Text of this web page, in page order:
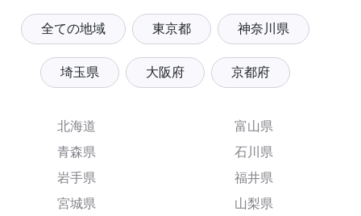
全ての地域 東京都 神奈川県
埼玉県 大阪府 京都府
北海道
青森県
岩手県
宮城県
富山県
石川県
福井県
山梨県